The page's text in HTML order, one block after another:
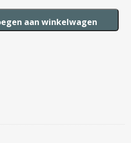
aan winkelwagen